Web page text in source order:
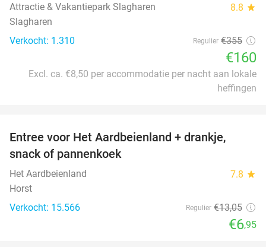
Attractie & Vakantiepark Slagharen 8.8 star
Slagharen
Verkocht: 1.310
Regulier €355
€160
Excl. ca. €8,50 per accommodatie per nacht aan lokale
heffingen
Entree voor Het Aardbeienland + drankje,
snack of pannenkoek
Het Aardbeienland 7.8 star
Horst
Verkocht: 15.566
Regulier €13,05
€6,95